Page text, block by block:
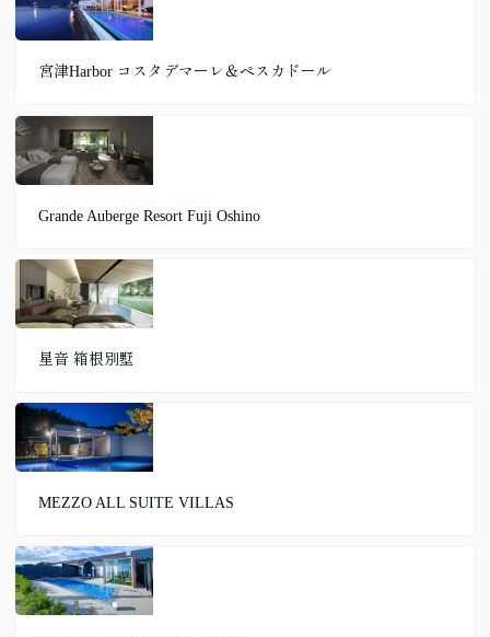
宮津Harbor コスタデマーレ＆ペスカドール
Grande Auberge Resort Fuji Oshino
星音 箱根別墅
MEZZO ALL SUITE VILLAS